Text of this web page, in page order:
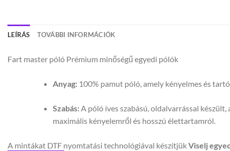
LEÍRÁS TOVÁBBI INFORMÁCIÓK
Fart master póló Prémium minőségű egyedi pólók
Anyag:100% pamut póló, amely kényelmes és
Szabás:A póló íves szabású, oldalvarrással
maximális kényelemről és hosszú élettartamról.
A mintákat DTF nyomtatási technológiával készítjükViselj